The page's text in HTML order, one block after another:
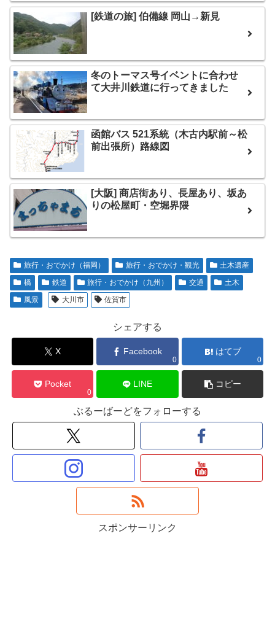
[鉄道の旅] 伯備線 岡山→新見
冬のトーマス号イベントに合わせ
て大井川鉄道に行ってきました
函館バス 521系統（木古内駅前～松
前出張所）路線図
[大阪] 商店街あり、長屋あり、坂あ
りの松屋町・空堀界隈
旅行・おでかけ（福岡） 旅行・おでかけ・観光
土木遺産
橋
鉄道 旅行・おでかけ（九州） 交通
土木
風景
大川市 佐賀市
シェアする
X Facebook
0
はてブ
0
Pocket
0
LINE コピー
ぶるーばーどをフォローする
スポンサーリンク